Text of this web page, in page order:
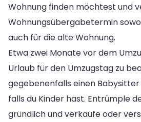
Wohnung finden möchtest und
Wohnungsübergabetermin
auch für die alte Wohnung.
Etwa zwei Monate vor dem
Urlaub für den Umzugstag zu
gegebenenfalls einen Babysitter
falls du Kinder hast. Entrümple
gründlich und verkaufe oder